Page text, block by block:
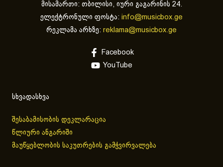
მისამართი: თბილისი, იური გაგარინის 24.
ელექტრონული ფოსტა: info@musicbox.ge
რეკლამა არხზე: reklama@musicbox.ge
Facebook
YouTube
სხვადასხვა
შესაბამისობის დეკლარაცია
წლიური ანგარიში
მაუწყებლობის საკუთრების გამჭვირვალება